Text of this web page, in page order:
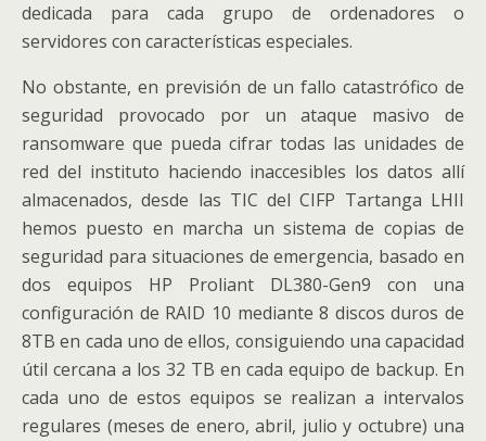
dedicada para cada grupo de ordenadores o
servidores con características especiales.
No obstante, en previsión de un fallo catastrófico de
seguridad provocado por un ataque masivo de
ransomware que pueda cifrar todas las unidades de
red del instituto haciendo inaccesibles los datos allí
almacenados, desde las TIC del CIFP Tartanga LHII
hemos puesto en marcha un sistema de copias de
seguridad para situaciones de emergencia, basado en
dos equipos HP Proliant DL380-Gen9 con una
configuración de RAID 10 mediante 8 discos duros de
8TB en cada uno de ellos, consiguiendo una capacidad
útil cercana a los 32 TB en cada equipo de backup. En
cada uno de estos equipos se realizan a intervalos
regulares (meses de enero, abril, julio y octubre) una